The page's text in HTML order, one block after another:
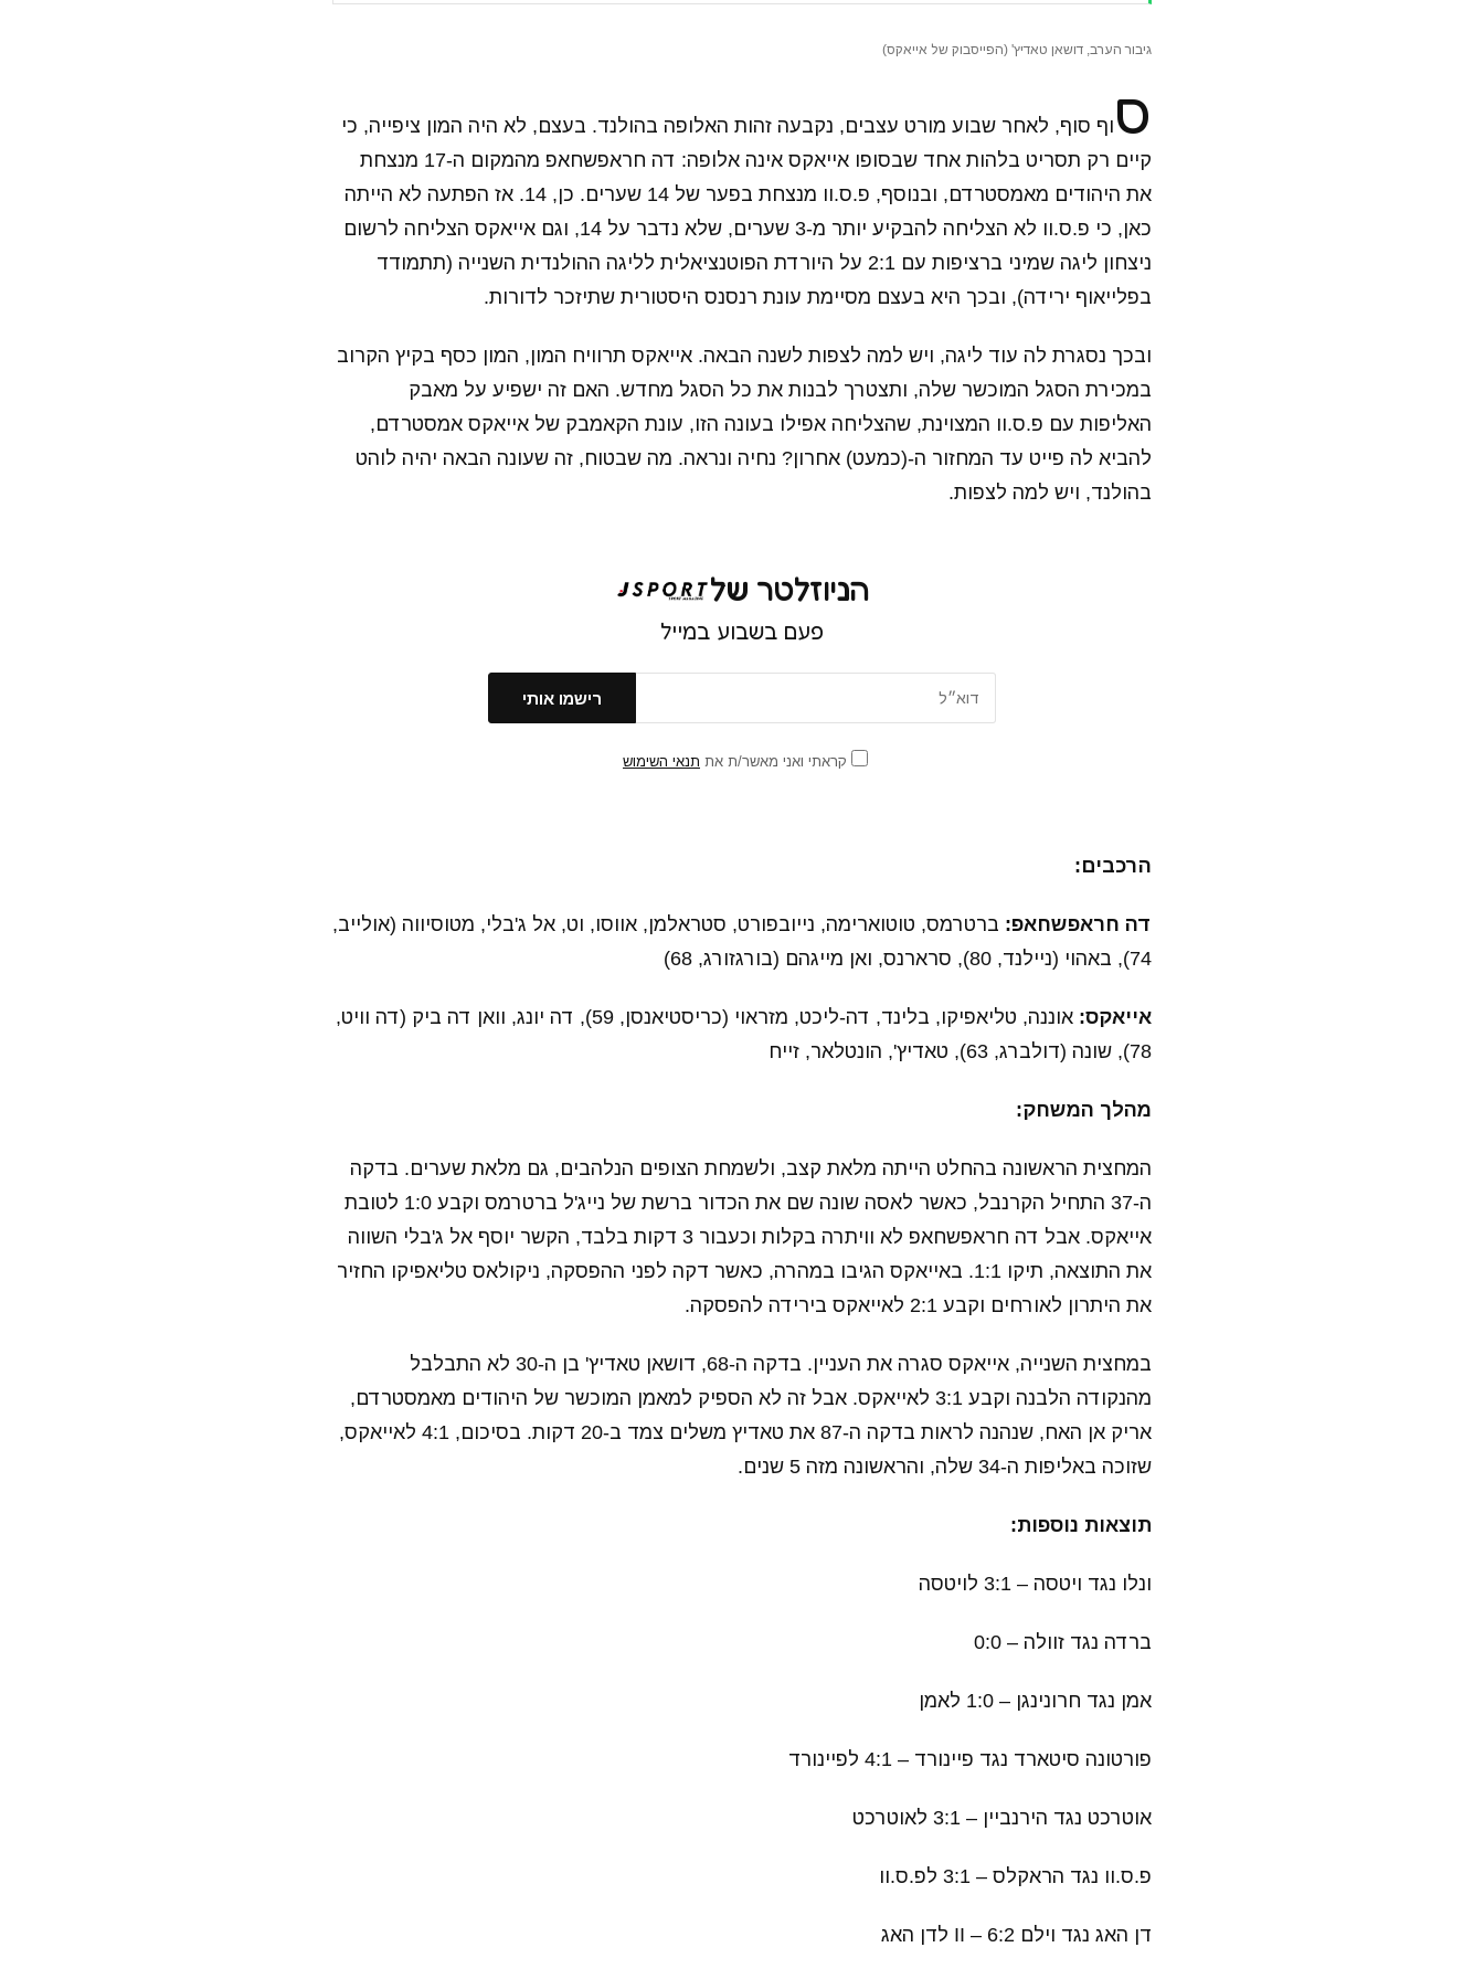
גיבור הערב, דושאן טאדיץ' (הפייסבוק של אייאקס)
ס וף סוף, לאחר שבוע מורט עצבים, נקבעה זהות האלופה בהולנד. בעצם, לא היה המון ציפייה, כי
קיים רק תסריט בלהות אחד שבסופו אייאקס אינה אלופה: דה חראפשחאפ מהמקום ה-17 מנצחת
את היהודים מאמסטרדם, ובנוסף, פ.ס.וו מנצחת בפער של 14 שערים. כן, 14. אז הפתעה לא הייתה
כאן, כי פ.ס.וו לא הצליחה להבקיע יותר מ-3 שערים, שלא נדבר על 14, וגם אייאקס הצליחה לרשום
ניצחון ליגה שמיני ברציפות עם 2:1 על היורדת הפוטנציאלית לליגה ההולנדית השנייה (תתמודד
בפלייאוף ירידה), ובכך היא בעצם מסיימת עונת רנסנס היסטורית שתיזכר לדורות.
ובכך נסגרת לה עוד ליגה, ויש למה לצפות לשנה הבאה. אייאקס תרוויח המון, המון כסף בקיץ הקרוב
במכירת הסגל המוכשר שלה, ותצטרך לבנות את כל הסגל מחדש. האם זה ישפיע על מאבק
האליפות עם פ.ס.וו המצוינת, שהצליחה אפילו בעונה הזו, עונת הקאמבק של אייאקס אמסטרדם,
להביא לה פייט עד המחזור ה-(כמעט) אחרון? נחיה ונראה. מה שבטוח, זה שעונה הבאה יהיה לוהט
בהולנד, ויש למה לצפות.
הניוזלטר של
פעם בשבוע במייל
קראתי ואני מאשר/ת את תנאי השימוש
הרכבים:
דה חראפשחאפ: ברטרמס, טוטוארימה, נייובפורט, סטראלמן, אווסו, וט, אל ג'בלי, מטוסיווה (אולייב,
74), באהוי (ניילנד, 80), סרארנס, ואן מייגהם (בורגזורג, 68)
אייאקס:
אוננה, טליאפיקו, בלינד, דה-ליכט, מזראוי (כריסטיאנסן, 59), דה יונג, וואן דה ביק (דה וויט,
78), שונה (דולברג, 63), טאדיץ', הונטלאר, זייח
מהלך המשחק:
המחצית הראשונה בהחלט הייתה מלאת קצב, ולשמחת הצופים הנלהבים, גם מלאת שערים. בדקה
ה-37 התחיל הקרנבל, כאשר לאסה שונה שם את הכדור ברשת של נייג'ל ברטרמס וקבע 1:0 לטובת
אייאקס. אבל דה חראפשחאפ לא וויתרה בקלות וכעבור 3 דקות בלבד, הקשר יוסף אל ג'בלי השווה
את התוצאה, תיקו 1:1. באייאקס הגיבו במהרה, כאשר דקה לפני ההפסקה, ניקולאס טליאפיקו החזיר
את היתרון לאורחים וקבע 2:1 לאייאקס בירידה להפסקה.
במחצית השנייה, אייאקס סגרה את העניין. בדקה ה-68, דושאן טאדיץ' בן ה-30 לא התבלבל
מהנקודה הלבנה וקבע 3:1 לאייאקס. אבל זה לא הספיק למאמן המוכשר של היהודים מאמסטרדם,
אריק אן האח, שנהנה לראות בדקה ה-87 את טאדיץ משלים צמד ב-20 דקות. בסיכום, 4:1 לאייאקס,
שזוכה באליפות ה-34 שלה, והראשונה מזה 5 שנים.
תוצאות נוספות:
ונלו נגד ויטסה – 3:1 לויטסה
ברדה נגד זוולה – 0:0
אמן נגד חרונינגן – 1:0 לאמן
פורטונה סיטארד נגד פיינורד – 4:1 לפיינורד
אוטרכט נגד הירנביין – 3:1 לאוטרכט
פ.ס.וו נגד הראקלס – 3:1 לפ.ס.וו
דן האג נגד וילם II – 6:2 לדן האג